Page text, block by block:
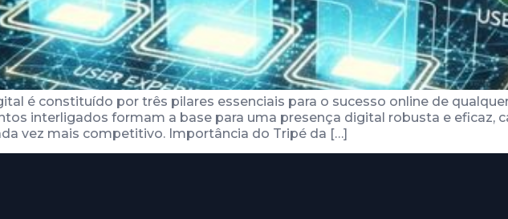
é constituído por três pilares essenciais para o sucesso online de
interligados formam a base para uma presença digital robusta e eficaz,
vez mais competitivo. Importância do Tripé da […]